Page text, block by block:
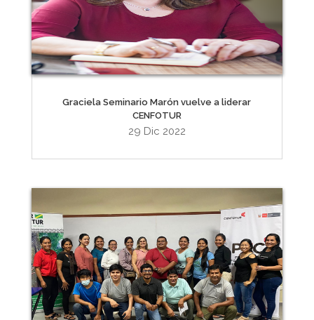
Graciela Seminario Marón vuelve a liderar
CENFOTUR
29 Dic 2022